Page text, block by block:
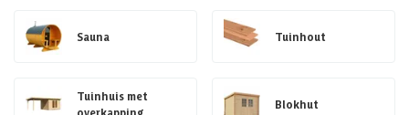
Sauna Tuinhout
Tuinhuis met
overkapping
Blokhut